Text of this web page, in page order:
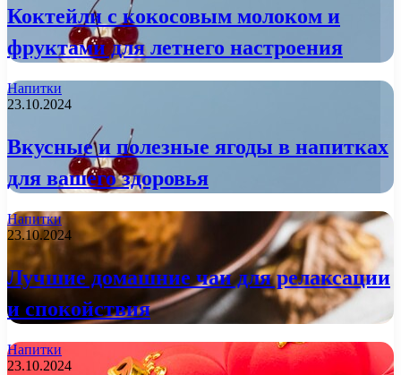
Коктейли с кокосовым молоком и
фруктами для летнего настроения
Напитки
23.10.2024
Вкусные и полезные ягоды в напитках
для вашего здоровья
Напитки
23.10.2024
Лучшие домашние чаи для релаксации
и спокойствия
Напитки
23.10.2024